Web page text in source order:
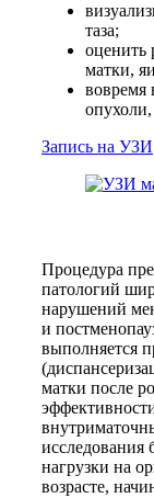
таза;
оценить
матки,
вовремя
Запись на УЗИ
Процедура
патологий
нарушений
и
выполняется
матки после
исследования
нагрузки на
возрасте,